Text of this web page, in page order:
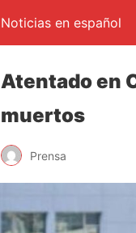
Noticias en español
Atentado en
muertos
Prensa